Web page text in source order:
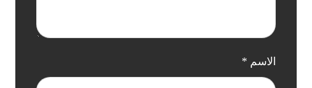
الاسم *